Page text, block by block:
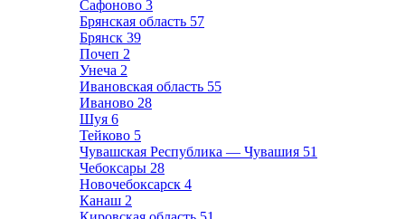
Сафоново 3
Брянская область 57
Брянск 39
Почеп 2
Унеча 2
Ивановская область 55
Иваново 28
Шуя 6
Тейково 5
Чувашская Республика — Чувашия 51
Чебоксары 28
Новочебоксарск 4
Канаш 2